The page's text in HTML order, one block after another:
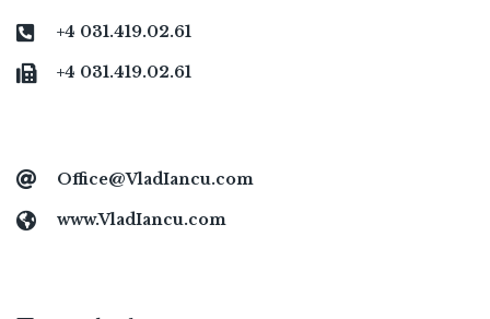
+4 031.419.02.61
+4 031.419.02.61
Office@VladIancu.com
www.VladIancu.com